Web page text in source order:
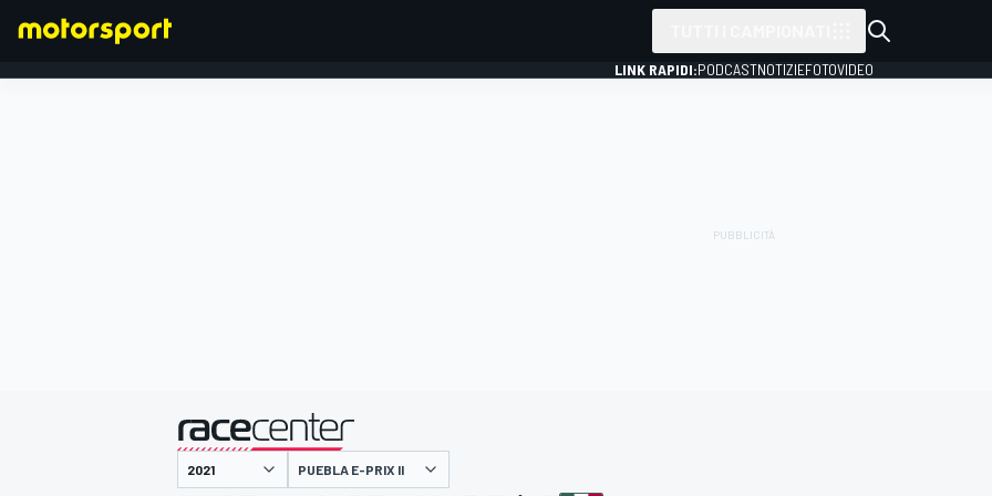
LINK RAPIDI:PODCASTNOTIZIEFOTOVIDEO
presentato da
PUEBLA E-PRIX II